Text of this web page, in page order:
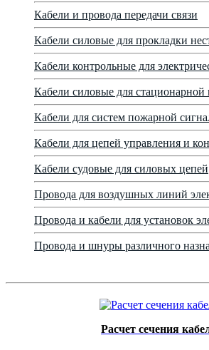
Кабели и провода передачи связи
Кабели силовые для прокладки
Кабели контрольные для
Кабели силовые для стационарной
Кабели для систем пожарной
Кабели для цепей управления и
Кабели судовые для силовых цепей
Провода для воздушных линий
Провода и кабели для установок
Провода и шнуры различного
Расчет сечения